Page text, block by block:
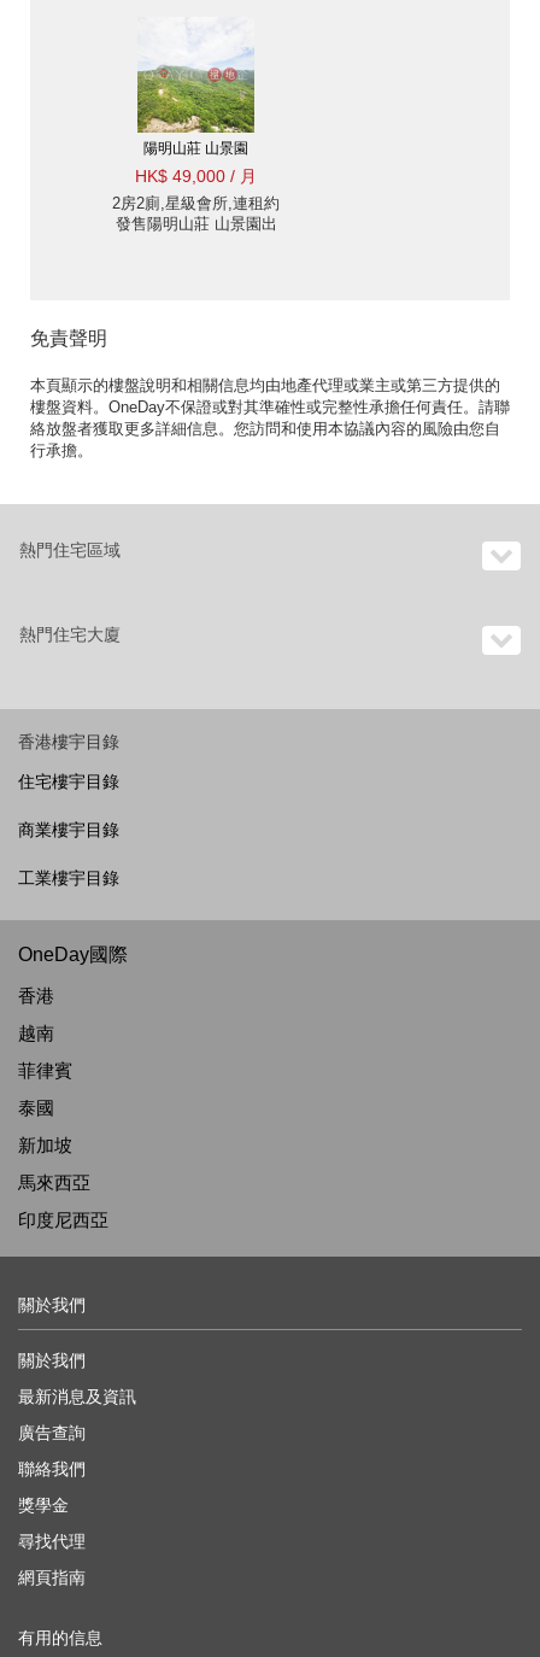
陽明山莊 山景園
HK$ 49,000 / 月
2房2廁,星級會所,連租約
發售陽明山莊 山景園出
免責聲明
本頁顯示的樓盤說明和相關信息均由地產代理或業主或第三方提供的
樓盤資料。OneDay不保證或對其準確性或完整性承擔任何責任。請聯
絡放盤者獲取更多詳細信息。您訪問和使用本協議內容的風險由您自
行承擔。
熱門住宅區域
熱門住宅大廈
香港樓宇目錄
住宅樓宇目錄
商業樓宇目錄
工業樓宇目錄
OneDay國際
香港
越南
菲律賓
泰國
新加坡
馬來西亞
印度尼西亞
關於我們
關於我們
最新消息及資訊
廣告查詢
聯絡我們
獎學金
尋找代理
網頁指南
有用的信息